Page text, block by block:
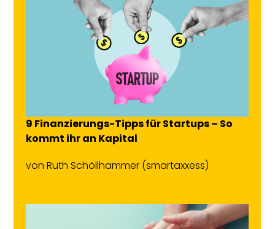
9 Finanzierungs-Tipps für Startups – So
kommt ihr an Kapital
von Ruth Schöllhammer (smartaxxess)